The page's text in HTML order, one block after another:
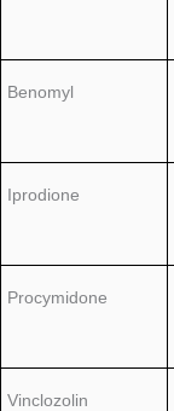
Benomyl
Iprodione
Procymidone
Vinclozolin